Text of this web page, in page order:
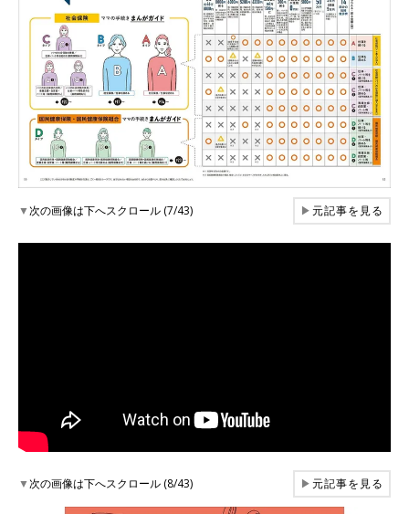
▼次の画像は下へスクロール (7/43) ▶元記事を見る
▼次の画像は下へスクロール (8/43) ▶元記事を見る